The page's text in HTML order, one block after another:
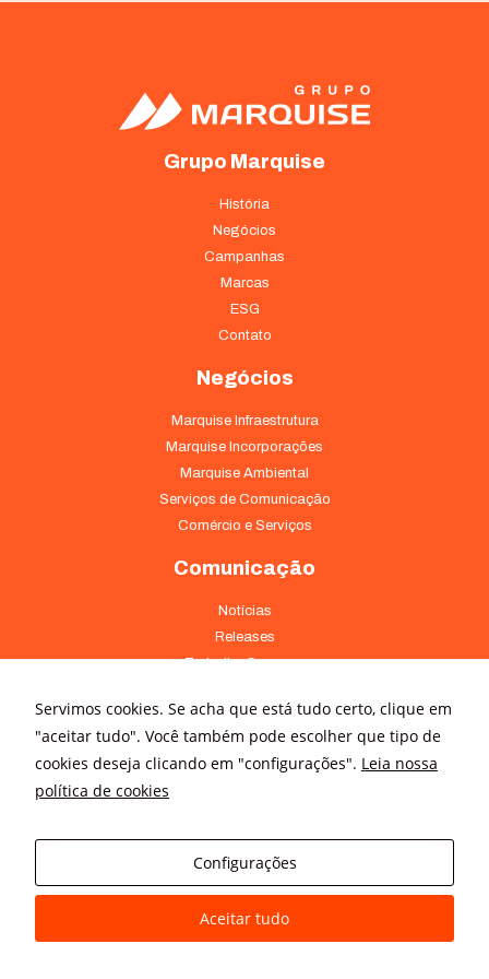
Grupo Marquise
História
Negócios
Campanhas
Marcas
ESG
Contato
Negócios
Marquise Infraestrutura
Marquise Incorporações
Marquise Ambiental
Serviços de Comunicação
Comércio e Serviços
Comunicação
Notícias
Releases
Trabalhe Conosco
Onde Estamos
Av. Pontes Vieira, 1838 - Dionísio Torres Fortaleza - CE 60135-238
(85) 4008-3322 ou 4008-3333
Av Brigadeiro Faria Lima, 3015 – conj. 41 - Jardim Paulistano São
Paulo - SP 01452-000 - (11) 3166-5500
Servimos cookies. Se acha que está tudo certo, clique em
"aceitar tudo". Você também pode escolher que tipo de
cookies deseja clicando em "configurações". Leia nossa
política de cookies
Configurações
Aceitar tudo